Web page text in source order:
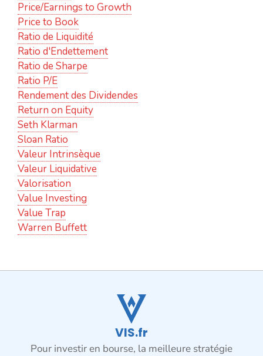
Price/Earnings to Growth
Price to Book
Ratio de Liquidité
Ratio d'Endettement
Ratio de Sharpe
Ratio P/E
Rendement des Dividendes
Return on Equity
Seth Klarman
Sloan Ratio
Valeur Intrinsèque
Valeur Liquidative
Valorisation
Value Investing
Value Trap
Warren Buffett
VIS.fr
Pour investir en bourse, la meilleure stratégie